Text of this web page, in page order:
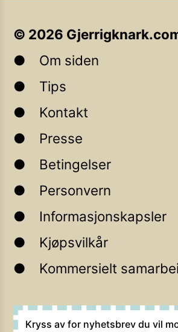
© 2026
Om siden
Tips
Kontakt
Presse
Betingelser
Personvern
Informasjonskapsler
Kjøpsvilkår
Kommersielt
Kryss av for nyhetsbrev du vil